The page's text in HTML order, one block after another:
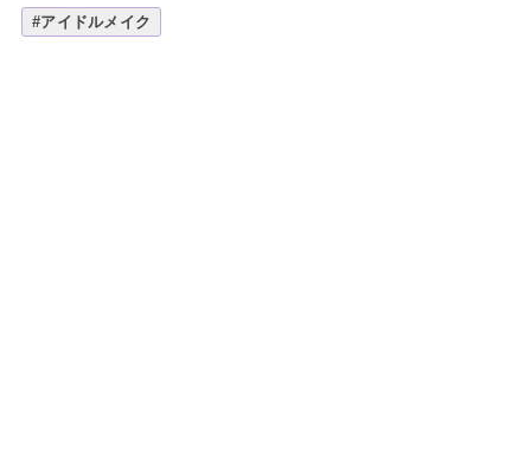
#アイドルメイク